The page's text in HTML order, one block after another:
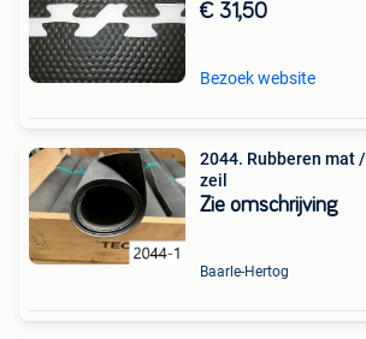
€ 31,50
Bezoek website
2044. Rubberen mat
zeil
Zie omschrijving
Baarle-Hertog